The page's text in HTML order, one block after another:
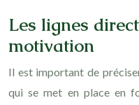
Les lignes
motivation
Il est important de
qui se met en place en